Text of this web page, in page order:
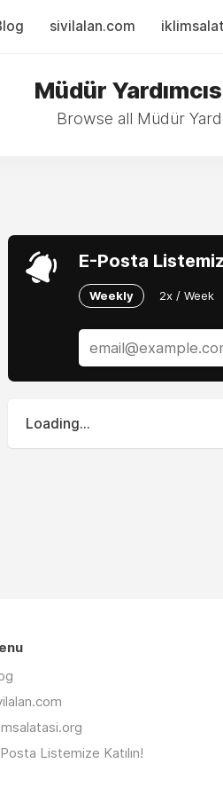
sivilalan.com
Müdür
Browse all Müdür
E-Posta
Weekly 2x / Week
Loading...
Listemize Katılın!